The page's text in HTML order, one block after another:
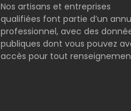
Nos artisans et entreprises
qualifiées font partie d’un
professionnel, avec des
publiques dont vous pouvez
accès pour tout